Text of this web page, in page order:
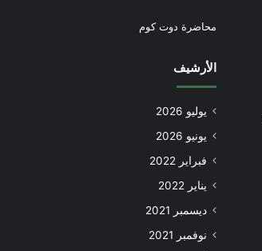
محاضرة دوت كوم
الأرشيف
يوليو 2026
يونيو 2026
فبراير 2022
يناير 2022
ديسمبر 2021
نوفمبر 2021